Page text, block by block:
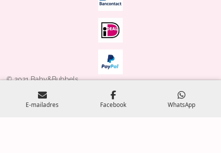
© 2021 Baby&Bubbels
Powered byJouwWeb
E-mailadres Facebook WhatsApp